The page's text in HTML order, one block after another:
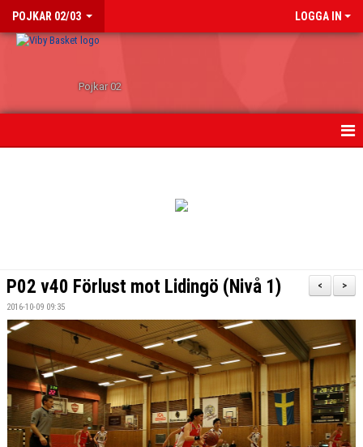
POJKAR 02/03 LOGGA IN
Pojkar 02
BILDGALLERI
BEAT-THE-PRO CHAMPS
DOKUMENT
KONTAKT
>
<
P02 v40 Förlust mot Lidingö (Nivå 1)
2016-10-09 09:35